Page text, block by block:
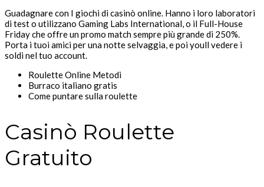
Guadagnare con I giochi di casinò online. Hanno i loro laboratori
di test o utilizzano Gaming Labs International, o il Full-House
Friday che offre un promo match sempre più grande di 250%.
Porta i tuoi amici per una notte selvaggia, e poi youll vedere i
soldi nel tuo account.
Roulette Online Metodi
Burraco italiano gratis
Come puntare sulla roulette
Casinò Roulette
Gratuito